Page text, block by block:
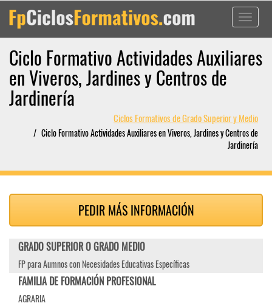
Toggle
Ciclo Formativo Actividades Auxiliares
en Viveros, Jardines y Centros de
Jardinería
Ciclos Formativos de Grado Superior y Medio
Ciclo Formativo Actividades Auxiliares en Viveros, Jardines y Centros de
Jardinería
PEDIR MÁS INFORMACIÓN
GRADO SUPERIOR O GRADO MEDIO
FP para Aumnos con Necesidades Educativas Específicas
FAMILIA DE FORMACIÓN PROFESIONAL
AGRARIA